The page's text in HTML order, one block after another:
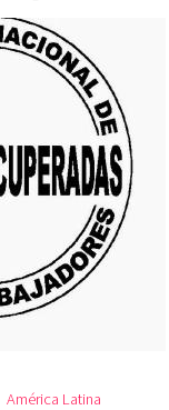
América Latina